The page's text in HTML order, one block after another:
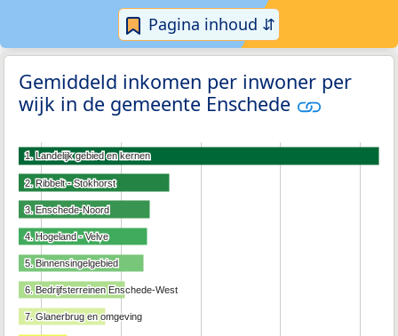
Pagina inhoud ⇵
Gemiddeld inkomen per inwoner per
wijk in de gemeente Enschede
1. Landelijk gebied en kernen
1. Landelijk gebied en kernen
2. Ribbelt - Stokhorst
2. Ribbelt - Stokhorst
3. Enschede-Noord
3. Enschede-Noord
4. Hogeland - Velve
4. Hogeland - Velve
5. Binnensingelgebied
5. Binnensingelgebied
6. Bedrijfsterreinen Enschede-West
6. Bedrijfsterreinen Enschede-West
7. Glanerbrug en omgeving
7. Glanerbrug en omgeving